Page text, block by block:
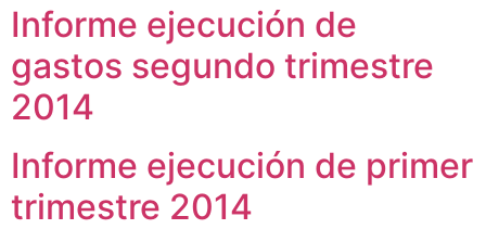
Informe ejecución de
gastos segundo trimestre
2014
Informe ejecución de primer
trimestre 2014